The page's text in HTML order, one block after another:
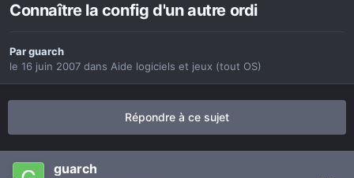
Connaître la config d'un autre ordi
Parguarch
le 16 juin 2007 dans Aide logiciels et jeux (tout OS)
Répondre à ce sujet
guarch